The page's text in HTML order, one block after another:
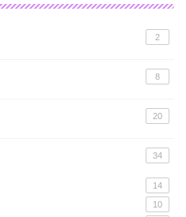
2
8
20
34
14
10